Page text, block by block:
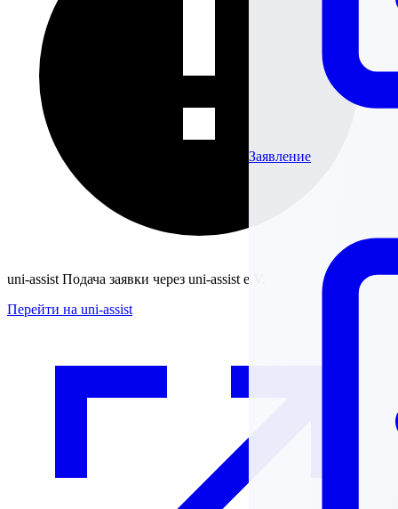
Заявление
uni-assist Подача заявки через uni-assist e.V.
Перейти на uni-assist